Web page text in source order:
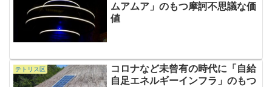
ムアムア」のもつ摩訶不思議な価
値
テトリス区
コロナなど未曾有の時代に「自給
自足エネルギーインフラ」のもつ